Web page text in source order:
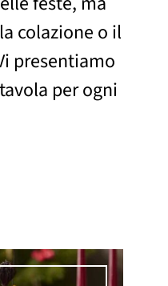
colazione o il
presentiamo
per ogni